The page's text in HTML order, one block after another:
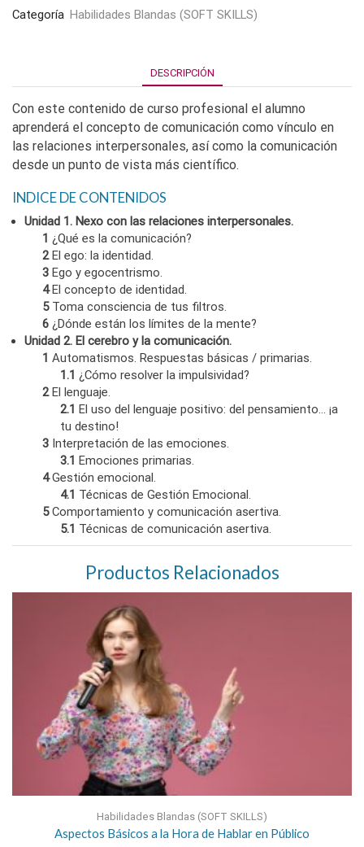
Categoría Habilidades Blandas (SOFT SKILLS)
DESCRIPCIÓN
Con este contenido de curso profesional el alumno
aprenderá el concepto de comunicación como vínculo en
las relaciones interpersonales, así como la comunicación
desde un punto de vista más científico.
INDICE DE CONTENIDOS
Unidad 1. Nexo con las relaciones interpersonales.
1 ¿Qué es la comunicación?
2El ego: la identidad.
3 Ego y egocentrismo.
4El concepto de identidad.
5Toma consciencia de tus filtros.
6 ¿Dónde están los límites de la mente?
Unidad 2. El cerebro y la comunicación.
1 Automatismos. Respuestas básicas / primarias.
1.1 ¿Cómo resolver la impulsividad?
2El lenguaje.
2.1 El uso del lenguaje positivo: del pensamiento… ¡a
tu destino!
3 Interpretación de las emociones.
3.1 Emociones primarias.
4Gestión emocional.
4.1 Técnicas de Gestión Emocional.
5Comportamiento y comunicación asertiva.
5.1 Técnicas de comunicación asertiva.
Productos Relacionados
Habilidades Blandas (SOFT SKILLS)
Aspectos Básicos a la Hora de Hablar en Público